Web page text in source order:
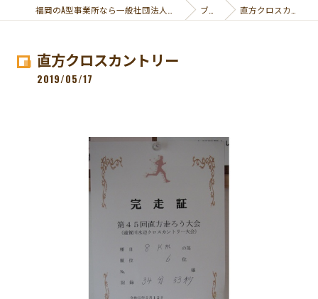
ブログ 直方クロスカントリー
直方クロスカントリー
2019/05/17